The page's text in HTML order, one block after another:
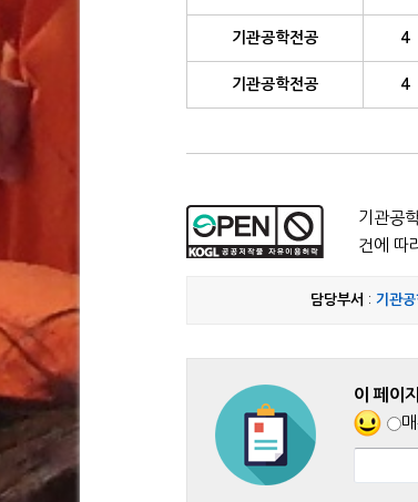
기관공학전공 4
기관공학전공 4
기관공
건에 따
담당부서 :기관
이 페이